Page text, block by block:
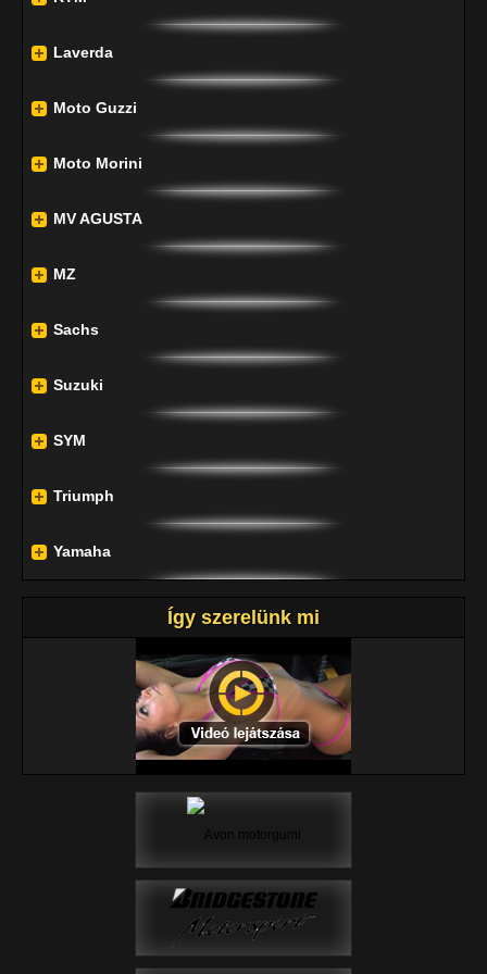
Laverda
Moto Guzzi
Moto Morini
MV AGUSTA
MZ
Sachs
Suzuki
SYM
Triumph
Yamaha
Így szerelünk mi